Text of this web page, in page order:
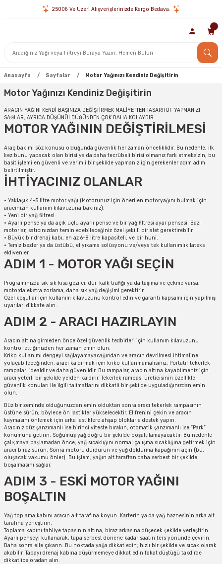
2500₺ Ve Üzeri Alışverişlerinizde Kargo Bedava.
Anasayfa Sayfalar Motor Yağınızı Kendiniz Değişitirin
Motor Yağınızı Kendiniz Değişitirin
ARACIN YAĞINI KENDİ BAŞINIZA DEĞİŞTİRMEK MALİYETTEN TASARRUF YAPMANIZI
SAĞLAR, AYRICA DÜŞÜNÜLDÜĞÜNDEN ÇOK DAHA KOLAYDIR.
MOTOR YAĞININ DEĞİŞTİRİLMESİ
Araç bakımı söz konusu olduğunda güvenlik her zaman önceliklidir. Bu nedenle, ilk
kez bunu yapacak olan birisi ya da daha tecrübeli birisi olmanız fark etmeksizin, bu
basit işlemi en güvenli ve verimli bir şekilde yapmanız için gerekenler adım adım
belirtilmiştir.
İHTİYACINIZ OLANLAR
• Yaklaşık 4-5 litre motor yağı (Motorunuz için önerilen motoryağını bulmak için
aracınızın kullanım kılavuzuna bakınız).
• Yeni bir yağ filtresi.
• Ayarlı pense ya da açık uçlu ayarlı pense ve bir yağ filtresi ayar pensesi. Bazı
motorlar, satıcınızdan temin edebileceğiniz özel şekilli bir alet gerektirebilir.
• Büyük bir drenaj kabı, en az 6-8 litre kapasiteli, ve bir huni.
• Temiz bezler ya da üstübü, el yıkama solüsyonu ve/veya tek kullanımlık lateks
eldivenler.
ADIM 1 - MOTOR YAĞI SEÇİN
Programınızda sık sık kısa geziler, dur-kalk trafiği ya da taşıma ve çekme varsa,
motorda ekstra zorlama, daha sık yağ değişimi gerektirir.
Özel koşullar için kullanım kılavuzunu kontrol edin ve garanti kapsamı için yapılmış
uyarıları dikkate alın.
ADIM 2 - ARACI HAZIRLAYIN
Aracın altına girmeden önce özel güvenlik tedbirleri için kullanım kılavuzunu
kontrol ettiğinizden her zaman emin olun.
Kriko kullanımı dengeyi sağlayamayacağından ve aracın devrilmesi ihtimaline
yolaçabileceğinden, aracı kaldırmak için kriko kullanmamalısınız. Portatif tekerlek
rampaları idealdir ve daha güvenlidir. Bu rampalar, aracın altına kayabilmeniz için
aracı yeterli bir şekilde yerden kaldırır. Tekerlek rampası üreticisinin özellikle
güvenlik konuları ile ilgili talimatlarını dikkatli bir şekilde uyguladığınızdan emin
olun.
Düz bir zeminde olduğunuzdan emin olduktan sonra aracı tekerlek rampasının
üstüne sürün, böylece ön lastikler yükselecektir. El frenini çekin ve aracın
kaymasını önlemek için arka lastiklere ahşap bloklarla destek yapın.
Aracınız düz şanzımanlı ise birinci viteste bırakın, otomatik şanzımanlı ise “Park”
konumuna getirin. Soğumuş yağ doğru bir şekilde boşaltılamayacaktır. Bu nedenle
çalışmaya başlamadan önce, yağ sıcaklığını normal çalışma sıcaklığına getirmek için
aracı biraz sürün. Sonra motoru durdurun ve yağ doldurma kapağının açın (bu,
oluşacak vakumu önler). Bu işlem, yağın alt taraftan daha serbest bir şekilde
boşalmasını sağlar.
ADIM 3 - ESKİ MOTOR YAĞINI
BOŞALTIN
Yağ toplama kabını aracın alt tarafına koyun. Karterin ya da yağ haznesinin arka alt
tarafına yerleştirin.
Toplama kabını tahliye tapasının altına, biraz arkasına düşecek şekilde yerleştirin.
Ayarlı penseyi kullanarak, tapa serbest dönene kadar saatin ters yönünde çevirin.
Daha sonra elle çıkarın. Bu noktada yağa dikkat edin; hızlı bir şekilde ve sıcak olarak
akabilir. Tapayı drenaj kabına düşürmemeye dikkat edin fakat düştüğü takdirde
dikkatlice oradan alın.